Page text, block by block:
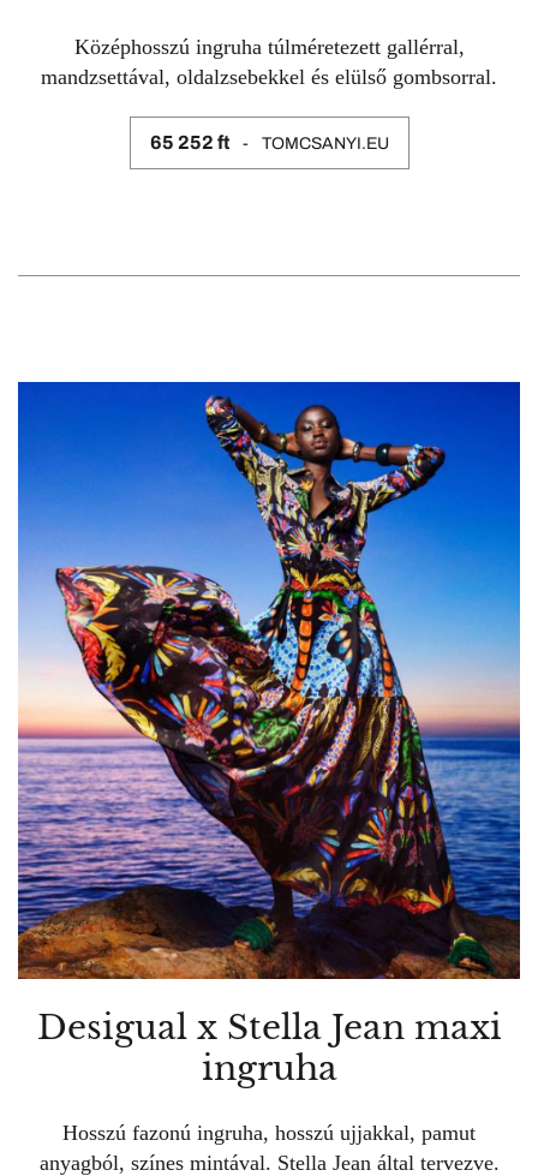
Középhosszú ingruha túlméretezett gallérral,
mandzsettával, oldalzsebekkel és elülső gombsorral.
65 252 ft TOMCSANYI.EU
Desigual x Stella Jean maxi
ingruha
Hosszú fazonú ingruha, hosszú ujjakkal, pamut
anyagból, színes mintával. Stella Jean által tervezve.